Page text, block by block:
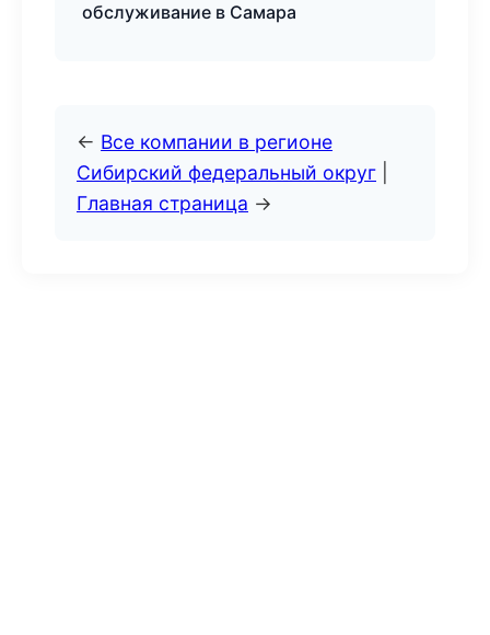
обслуживание в Самара
← Все компании в регионе
Сибирский федеральный округ
Главная страница →